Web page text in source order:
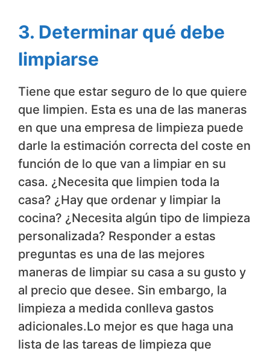
3. Determinar qué debe
limpiarse
Tiene que estar seguro de lo que quiere
que limpien. Esta es una de las maneras
en que una empresa de limpieza puede
darle la estimación correcta del coste en
función de lo que van a limpiar en su
casa. ¿Necesita que limpien toda la
casa? ¿Hay que ordenar y limpiar la
cocina? ¿Necesita algún tipo de limpieza
personalizada? Responder a estas
preguntas es una de las mejores
maneras de limpiar su casa a su gusto y
al precio que desee. Sin embargo, la
limpieza a medida conlleva gastos
adicionales.Lo mejor es que haga una
lista de las tareas de limpieza que